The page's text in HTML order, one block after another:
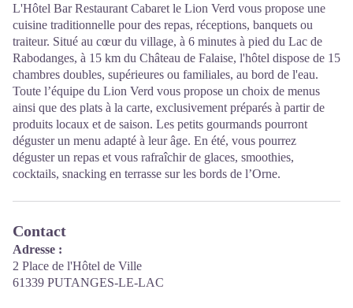
L'Hôtel Bar Restaurant Cabaret le Lion Verd vous propose une
cuisine traditionnelle pour des repas, réceptions, banquets ou
traiteur. Situé au cœur du village, à 6 minutes à pied du Lac de
Rabodanges, à 15 km du Château de Falaise, l'hôtel dispose de 15
chambres doubles, supérieures ou familiales, au bord de l'eau.
Toute l’équipe du Lion Verd vous propose un choix de menus
ainsi que des plats à la carte, exclusivement préparés à partir de
produits locaux et de saison. Les petits gourmands pourront
déguster un menu adapté à leur âge. En été, vous pourrez
déguster un repas et vous rafraîchir de glaces, smoothies,
cocktails, snacking en terrasse sur les bords de l’Orne.
Contact
Adresse :
2 Place de l'Hôtel de Ville
61339 PUTANGES-LE-LAC